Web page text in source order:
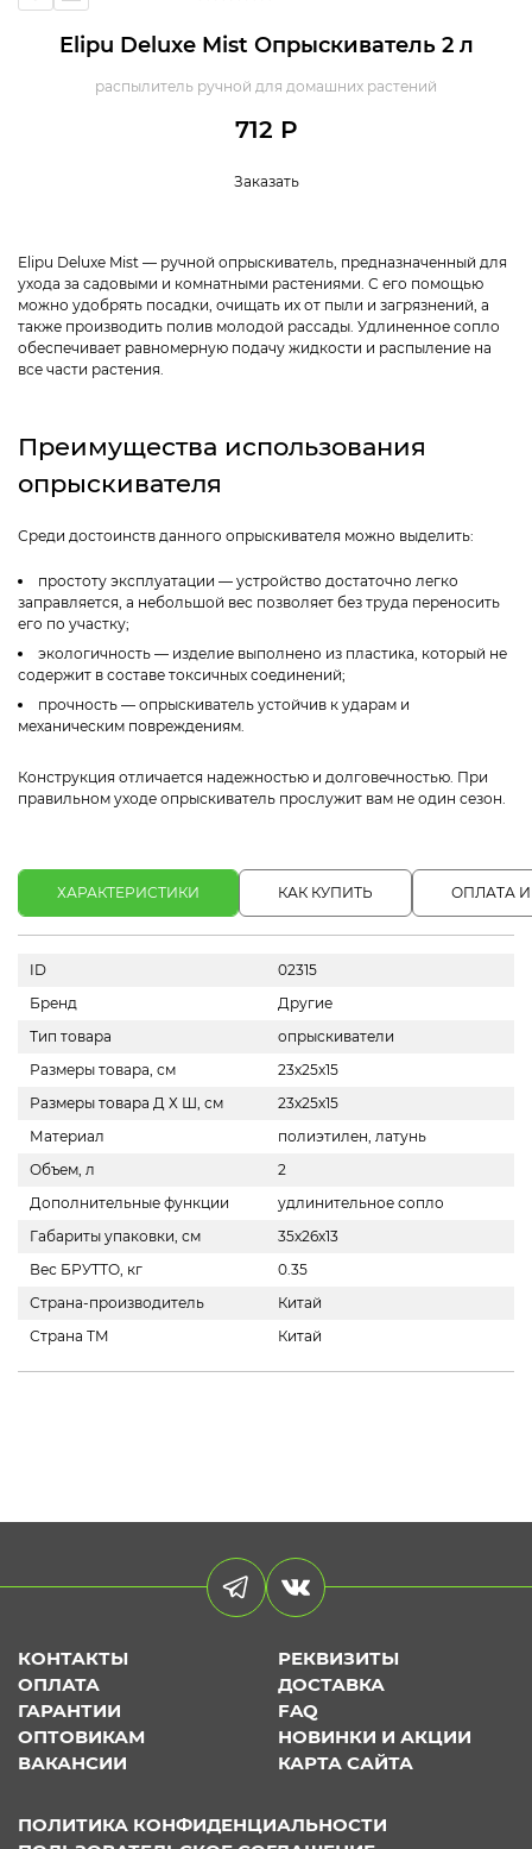
Elipu Deluxe Mist Опрыскиватель 2 л
распылитель ручной для домашних растений
712 Р
Заказать
Elipu Deluxe Mist — ручной опрыскиватель, предназначенный для
ухода за садовыми и комнатными растениями. С его помощью
можно удобрять посадки, очищать их от пыли и загрязнений, а
также производить полив молодой рассады. Удлиненное сопло
обеспечивает равномерную подачу жидкости и распыление на
все части растения.
Преимущества использования
опрыскивателя
Среди достоинств данного опрыскивателя можно выделить:
простоту эксплуатации — устройство достаточно легко
заправляется, а небольшой вес позволяет без труда переносить
его по участку;
экологичность — изделие выполнено из пластика, который не
содержит в составе токсичных соединений;
прочность — опрыскиватель устойчив к ударам и
механическим повреждениям.
Конструкция отличается надежностью и долговечностью. При
правильном уходе опрыскиватель прослужит вам не один сезон.
ХАРАКТЕРИСТИКИ КАК КУПИТЬ ОПЛАТА
ID
02315
Бренд
Другие
Тип товара
опрыскиватели
Размеры товара, см
23х25х15
Размеры товара Д Х Ш, см
23х25х15
Материал
полиэтилен, латунь
Объем, л
2
Дополнительные функции
удлинительное сопло
Габариты упаковки, см
35х26х13
Вес БРУТТО, кг
0.35
Страна-производитель
Китай
Страна ТМ
Китай
КОНТАКТЫ
РЕКВИЗИТЫ
ОПЛАТА
ДОСТАВКА
ГАРАНТИИ
FAQ
ОПТОВИКАМ
НОВИНКИ И АКЦИИ
ВАКАНСИИ
КАРТА САЙТА
ПОЛИТИКА КОНФИДЕНЦИАЛЬНОСТИ